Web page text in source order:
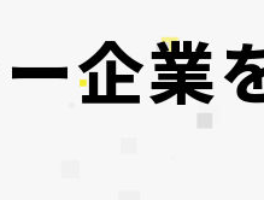
ー企業